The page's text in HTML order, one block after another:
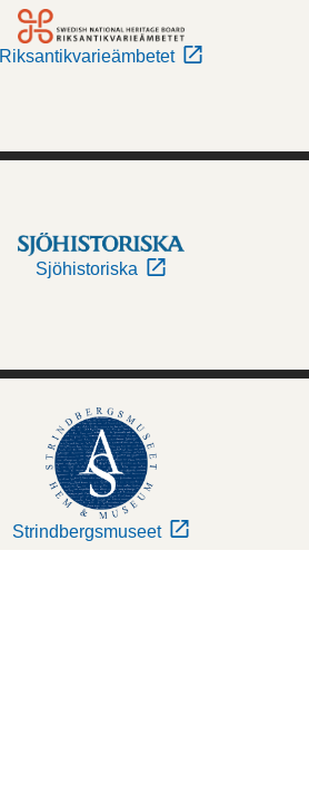
Riksantikvarieämbetet
Sjöhistoriska
Strindbergsmuseet